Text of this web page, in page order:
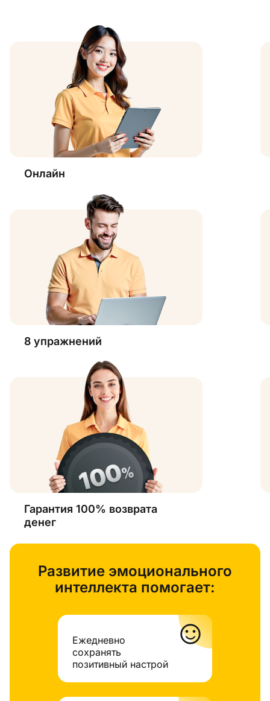
Онлайн
8 упражнений
Гарантия 100% возврата
денег
Развитие эмоционального
интеллекта помогает:
sentiment_satisfied
Ежедневно
сохранять
позитивный настрой